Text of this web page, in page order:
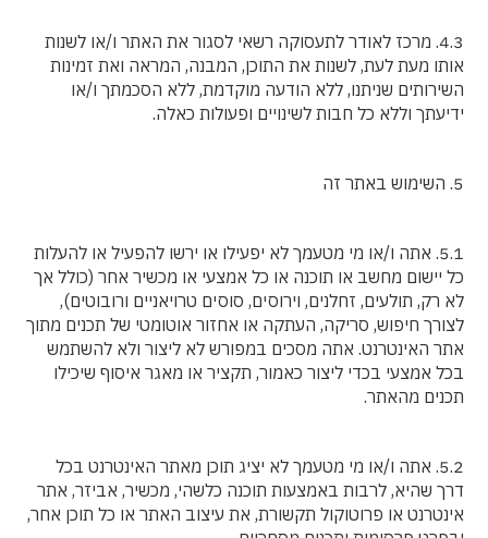
4.3. מרכז לאודר לתעסוקה רשאי לסגור את האתר ו/או לשנות
אותו מעת לעת, לשנות את התוכן, המבנה, המראה ואת זמינות
השירותים שניתנו, ללא הודעה מוקדמת, ללא הסכמתך ו/או
ידיעתך וללא כל חבות לשינויים ופעולות כאלה.
5. השימוש באתר זה
5.1. אתה ו/או מי מטעמך לא יפעילו או ירשו להפעיל או להעלות
כל יישום מחשב או תוכנה או כל אמצעי או מכשיר אחר (כולל אך
לא רק, תולעים, זחלנים, וירוסים, סוסים טרויאניים ורובוטים),
לצורך חיפוש, סריקה, העתקה או אחזור אוטומטי של תכנים מתוך
אתר האינטרנט. אתה מסכים במפורש לא ליצור ולא להשתמש
בכל אמצעי בכדי ליצור כאמור, תקציר או מאגר איסוף שיכילו
תכנים מהאתר.
5.2. אתה ו/או מי מטעמך לא יציג תוכן מאתר האינטרנט בכל
דרך שהיא, לרבות באמצעות תוכנה כלשהי, מכשיר, אביזר, אתר
אינטרנט או פרוטוקול תקשורת, את עיצוב האתר או כל תוכן אחר,